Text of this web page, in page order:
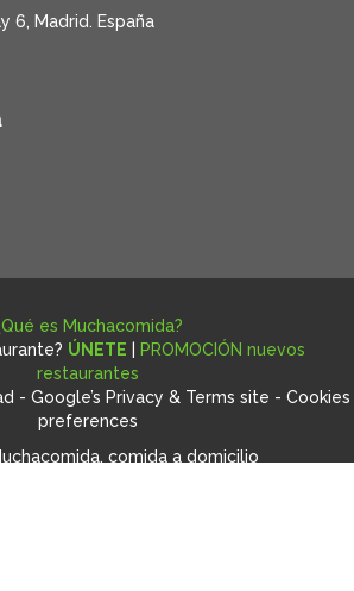
6, Madrid. España
es Muchacomida?
ÚNETE
PROMOCIÓN nuevos
restaurantes
- Google’s Privacy & Terms site - Cookies
preferences
comida a domicilio